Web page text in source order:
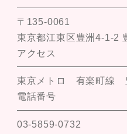
〒135-0061
東京都江東区豊洲4-1-2
アクセス
東京メトロ 有楽町線
電話番号
03-5859-0732